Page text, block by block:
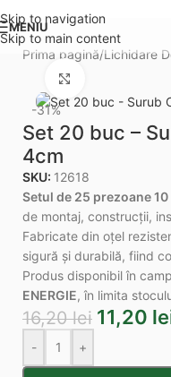
Skip to navigation
Skip to main content
MENIU
Prima pagină/Lichidare
-31%
Set 20 buc –
4cm
SKU: 12618
Setul de 25 prezoane 10
de montaj, construcții,
Fabricate din oțel
sigură și durabilă, fiind
Produs disponibil în
ENERGIE, în limita
16,20lei 11,20
- +